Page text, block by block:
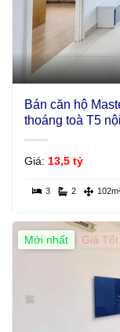
Bán căn hộ
thoáng toà T5
Giá: 13,5 tỷ
3 2
Mới nhất Giá Tốt